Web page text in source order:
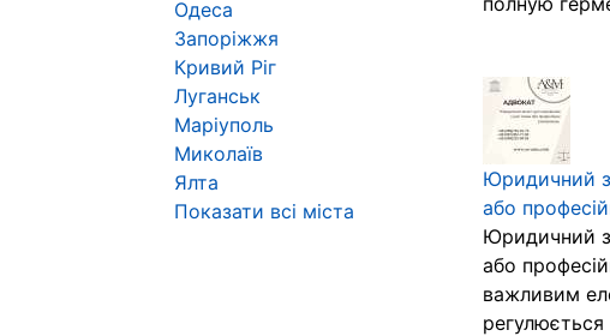
Юридичний
або
Юридичний
або
важливим
Одеса
Запоріжжя
Кривий Ріг
Луганськ
Маріуполь
Миколаїв
Ялта
Показати всі міста